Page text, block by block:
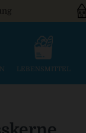
LEBENSMITTEL